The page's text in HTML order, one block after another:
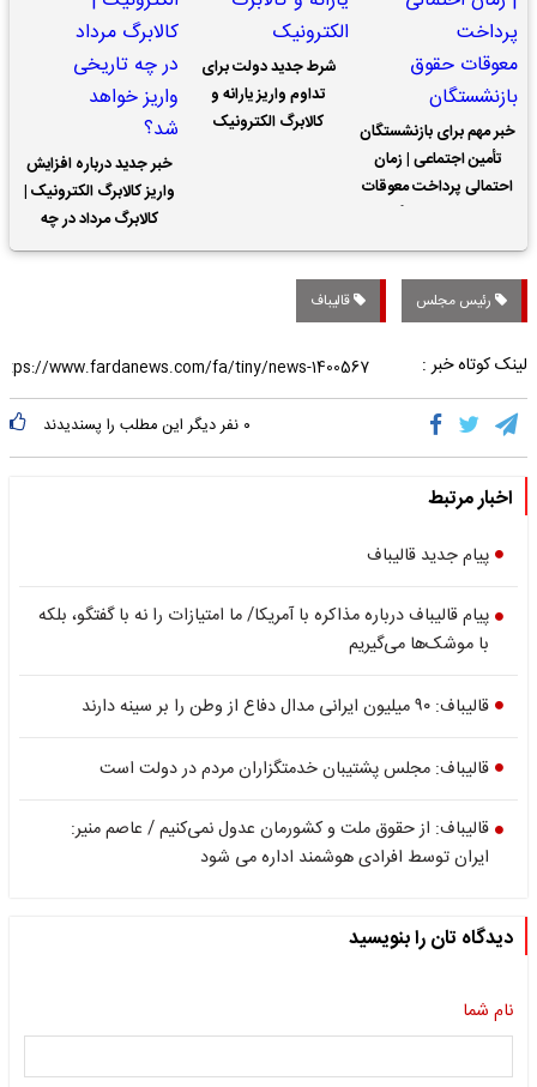
خبر مهم برای بازنشستگان
تأمین اجتماعی | زمان
احتمالی پرداخت معوقات
شرط جدید دولت برای
تداوم واریز یارانه و
کالابرگ الکترونیک
خبر جدید درباره افزایش
واریز کالابرگ الکترونیک |
کالابرگ مرداد در چه
تاریخی واریز خواهد شد؟
رئیس مجلس قالیباف
لینک کوتاه خبر :
۰ نفر دیگر این مطلب را پسندیدند
اخبار مرتبط
پیام جدید قالیباف
پیام قالیباف درباره مذاکره با آمریکا/ ما امتیازات را نه با گفتگو، بلکه
با موشک‌ها می‌گیریم
قالیباف: ۹۰ میلیون ایرانی مدال دفاع از وطن را بر سینه دارند
قالیباف: مجلس پشتیبان خدمتگزاران مردم در دولت است
قالیباف: از حقوق ملت و کشورمان عدول نمی‌کنیم / عاصم منیر:
ایران توسط افرادی هوشمند اداره می شود
دیدگاه تان را بنویسید
نام شما